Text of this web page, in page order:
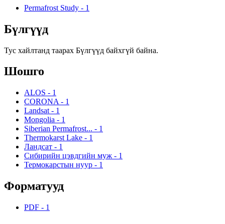
Permafrost Study - 1
Бүлгүүд
Тус хайлтанд таарах Бүлгүүд байхгүй байна.
Шошго
ALOS - 1
CORONA - 1
Landsat - 1
Mongolia - 1
Siberian Permafrost... - 1
Thermokarst Lake - 1
Ландсат - 1
Сибирийн цэвдгийн муж - 1
Термокарстын нуур - 1
Форматууд
PDF - 1